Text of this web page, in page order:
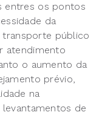
entres os pontos
da
público
atendimento
o aumento da
prévio,
na
de